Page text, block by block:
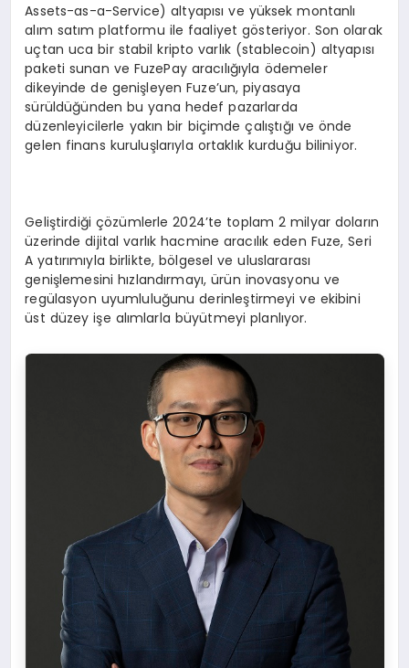
Assets-as-a-Service) altyapısı ve yüksek montanlı
alım satım platformu ile faaliyet gösteriyor. Son olarak
uçtan uca bir stabil kripto varlık (stablecoin) altyapısı
paketi sunan ve FuzePay aracılığıyla ödemeler
dikeyinde de genişleyen Fuze’un, piyasaya
sürüldüğünden bu yana hedef pazarlarda
düzenleyicilerle yakın bir biçimde çalıştığı ve önde
gelen finans kuruluşlarıyla ortaklık kurduğu biliniyor.
Geliştirdiği çözümlerle 2024’te toplam 2 milyar doların
üzerinde dijital varlık hacmine aracılık eden Fuze, Seri
A yatırımıyla birlikte, bölgesel ve uluslararası
genişlemesini hızlandırmayı, ürün inovasyonu ve
regülasyon uyumluluğunu derinleştirmeyi ve ekibini
üst düzey işe alımlarla büyütmeyi planlıyor.